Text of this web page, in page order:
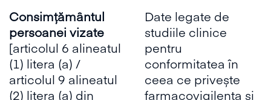
Consimțământul
persoanei vizate
[articolul 6 alineatul
(1) litera (a) /
articolul 9 alineatul
(2) litera (a) din
Date legate de
studiile clinice
pentru
conformitatea în
ceea ce privește
farmacovigilența și